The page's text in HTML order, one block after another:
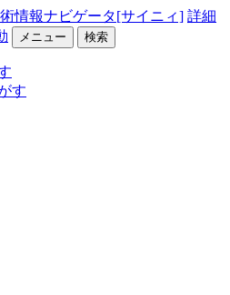
情報ナビゲータ[サイニィ] 詳細
メニュー 検索
す